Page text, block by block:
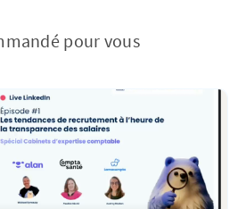
pour vous